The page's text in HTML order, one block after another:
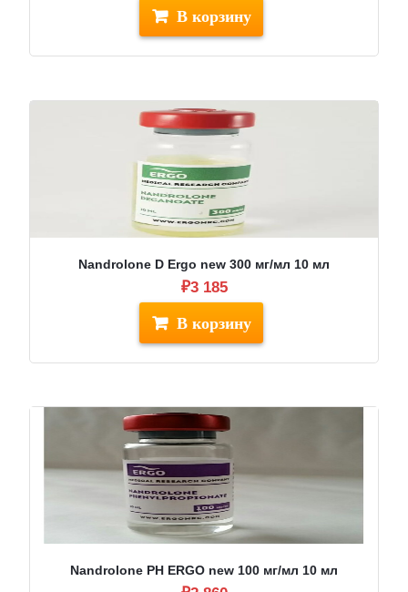
составляла
₽3
920.
250.
Nandrolone D Ergo new 300 мг/мл 10 мл
₽3 185
Nandrolone PH ERGO new 100 мг/мл 10 мл